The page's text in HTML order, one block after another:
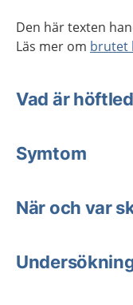
Den här texten
Läs mer om brutet
Vad är
Symtom
När och var